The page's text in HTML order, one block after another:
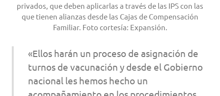
privados, que deben aplicarlas a través de las IPS con las
que tienen alianzas desde las Cajas de Compensación
Familiar. Foto cortesía: Expansión.
«Ellos harán un proceso de asignación de
turnos de vacunación y desde el Gobierno
nacional les hemos hecho un